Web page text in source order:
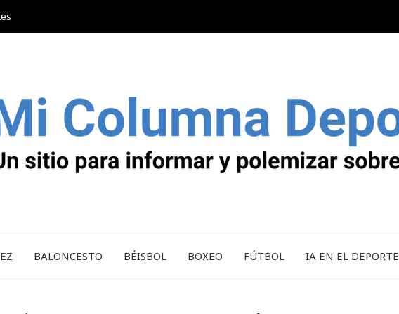
BALONCESTO BÉISBOL BOXEO FÚTBOL IA EN EL DEPORTE